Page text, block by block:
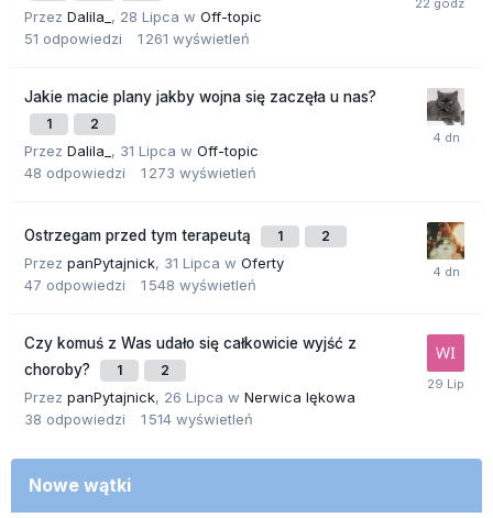
Przez Dalila_ , 28 Lipca w Off-topic
51 odpowiedzi 1 261 wyświetleń
Jakie macie plany jakby wojna się zaczęła u nas?
1 2
Przez Dalila_ , 31 Lipca w Off-topic
48 odpowiedzi 1 273 wyświetleń
Ostrzegam przed tym terapeutą 1 2
Przez panPytajnick, 31 Lipca w Oferty
47 odpowiedzi 1 548 wyświetleń
Czy komuś z Was udało się całkowicie wyjść z
choroby?
1 2
Przez panPytajnick, 26 Lipca w Nerwica lękowa
38 odpowiedzi 1 514 wyświetleń
Nowe wątki